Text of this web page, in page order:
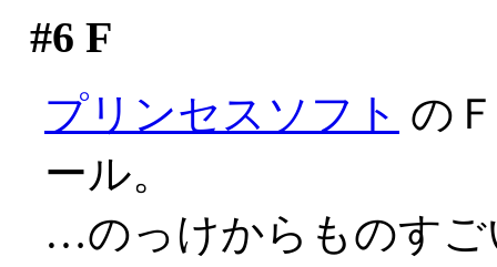
#6 F
プリンセスソフト の
ール。
…のっけからものすご